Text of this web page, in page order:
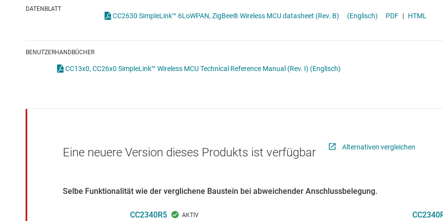
Isolierung Verstärker
DATENBLATT
CC2630 SimpleLink™ 6LoWPAN, ZigBee® Wireless MCU datasheet (Rev. B) (Englisch) PDF | HTML
BENUTZERHANDBÜCHER
CC13x0, CC26x0 SimpleLink™ Wireless MCU Technical Reference Manual (Rev. I) (Englisch)
Eine neuere Version dieses Produkts ist verfügbar Alternativen vergleichen
Selbe Funktionalität wie der verglichene Baustein bei abweichender Anschlussbelegung.
CC2340R5